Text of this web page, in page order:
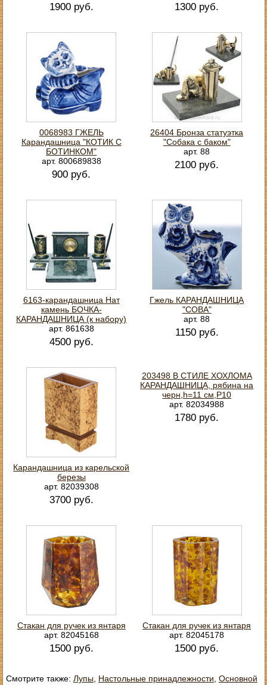
1900 руб. 1300 руб.
0068983 ГЖЕЛЬ
Карандашница "КОТИК С
БОТИНКОМ"
арт. 800689838
900 руб.
26404 Бронза статуэтка
"Собака с баком"
арт. 88
2100 руб.
6163-карандашница Нат
камень БОЧКА-
КАРАНДАШНИЦА (к набору)
арт. 861638
4500 руб.
Гжель КАРАНДАШНИЦА
"СОВА"
арт. 88
1150 руб.
Карандашница из карельской
березы
арт. 82039308
3700 руб.
203498 В СТИЛЕ ХОХЛОМА
КАРАНДАШНИЦА, рябина на
черн,h=11 см,Р10
арт. 82034988
1780 руб.
Стакан для ручек из янтаря
арт. 82045168
1500 руб.
Стакан для ручек из янтаря
арт. 82045178
1500 руб.
Смотрите также: Лупы, Настольные принадлежности Основной